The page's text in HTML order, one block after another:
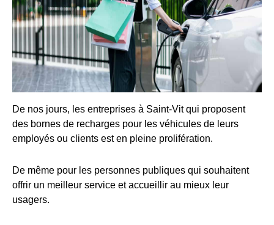
De nos jours, les entreprises à Saint-Vit qui proposent
des bornes de recharges pour les véhicules de leurs
employés ou clients est en pleine prolifération.
De même pour les personnes publiques qui souhaitent
offrir un meilleur service et accueillir au mieux leur
usagers.